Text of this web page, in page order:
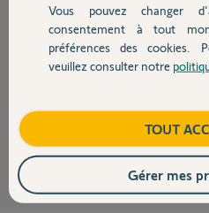
Devis avec un pro
Contact
Je vous en prie.
Sur ce point, je ne pourrais vous
d'Atlantic.
Vanessa F. il y a plus de
« Page Précédente 2Page Suivante
Vous pouvez changer
consentement à tout
préférences des cookies.
veuillez consulter notre
TOUT
Gérer mes